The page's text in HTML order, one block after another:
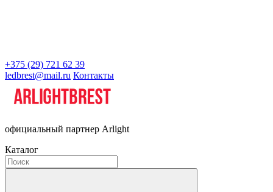
+375 (29) 721 62 39
ledbrest@mail.ru Контакты
официальный партнер Arlight
Каталог